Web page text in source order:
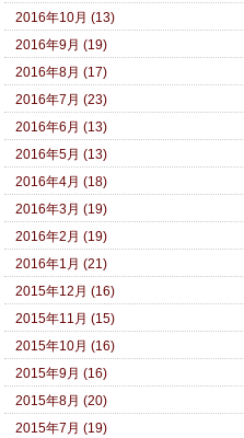
2016年10月 (13)
2016年9月 (19)
2016年8月 (17)
2016年7月 (23)
2016年6月 (13)
2016年5月 (13)
2016年4月 (18)
2016年3月 (19)
2016年2月 (19)
2016年1月 (21)
2015年12月 (16)
2015年11月 (15)
2015年10月 (16)
2015年9月 (16)
2015年8月 (20)
2015年7月 (19)